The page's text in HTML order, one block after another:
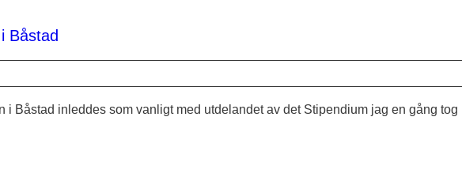
Båstad
i Båstad inleddes som vanligt med utdelandet av det Stipendium jag en gång tog